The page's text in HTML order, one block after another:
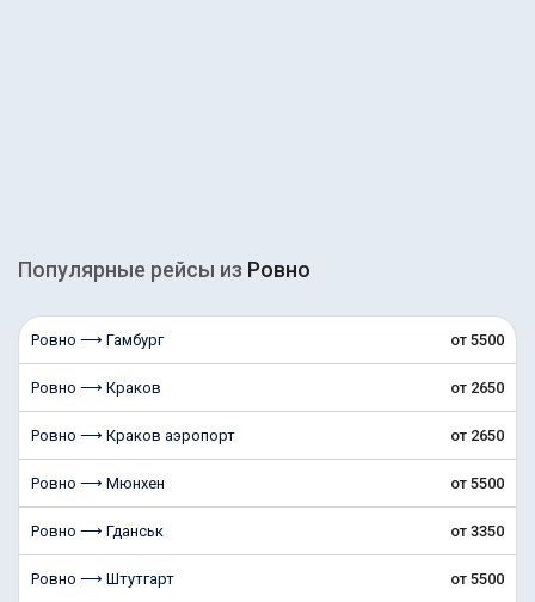
Популярные рейсы из Ровно
Ровно ⟶ Гамбург от 5500
Ровно ⟶ Краков от 2650
Ровно ⟶ Краков аэропорт от 2650
Ровно ⟶ Мюнхен от 5500
Ровно ⟶ Гданськ от 3350
Ровно ⟶ Штутгарт от 5500